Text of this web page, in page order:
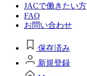
JACで働きたい方
FAQ
お問い合わせ
保存済み
新規登録